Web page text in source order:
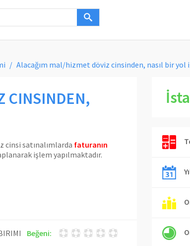
Alacağım mal/hizmet döviz cinsinden, nasıl bir yol
CINSINDEN,
satınalımlarda faturanın
işlem yapılmaktadır.
Beğeni: